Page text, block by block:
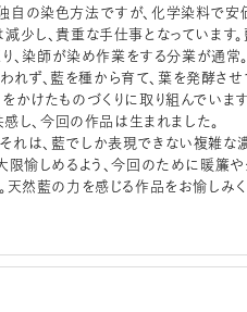
自の染色方法ですが、化学染料で安
少し、貴重な手仕事となっています
、染師が染め作業をする分業が通常
れず、藍を種から育て、葉を発酵させ
かけたものづくりに取り組んでいます
、今回の作品は生まれました。
れは、藍でしか表現できない複雑な
愉しめるよう、今回のために暖簾や
天然藍の力を感じる作品をお愉しみく